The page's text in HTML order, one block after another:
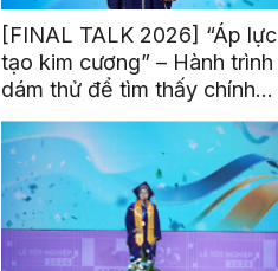
[FINAL TALK 2026] “Áp lực
tạo kim cương” – Hành trình
dám thử để tìm thấy chính
mình